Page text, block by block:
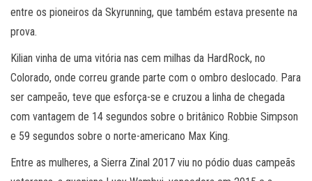
entre os pioneiros da Skyrunning, que também estava presente na
prova.
Kilian vinha de uma vitória nas cem milhas da HardRock, no
Colorado, onde correu grande parte com o ombro deslocado. Para
ser campeão, teve que esforça-se e cruzou a linha de chegada
com vantagem de 14 segundos sobre o britânico Robbie Simpson
e 59 segundos sobre o norte-americano Max King.
Entre as mulheres, a Sierra Zinal 2017 viu no pódio duas campeãs